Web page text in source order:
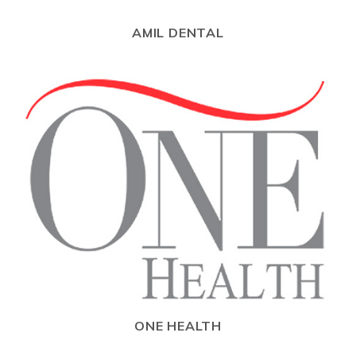
AMIL DENTAL
ONE HEALTH